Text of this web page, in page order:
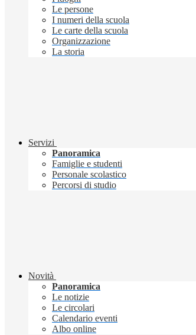
Le persone
I numeri della scuola
Le carte della scuola
Organizzazione
La storia
Servizi
Panoramica
Famiglie e studenti
Personale scolastico
Percorsi di studio
Novità
Panoramica
Le notizie
Le circolari
Calendario eventi
Albo online